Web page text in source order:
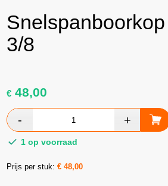
3/8
€ 48,00
1 op voorraad
Prijs per stuk:€48,00